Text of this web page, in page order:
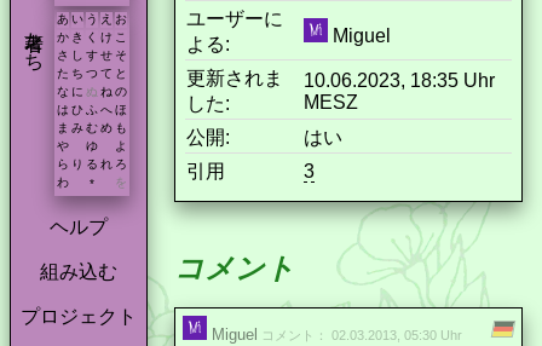
著者たち あ い う え お
か き く け こ
さ
し す せ そ
た ち つ て と
な に ぬ ね の
は ひ ふ へ ほ
ま み む め も
や
ゆ
よ
ら り る れ ろ
わ
* を
ヘルプ
組み込む
プロジェクト
ユーザーに
よる:
Miguel
更新されま
した:
10.06.2023, 18:35 Uhr
MESZ
公開:
はい
引用
3
コメント
Miguel
コメント： 02.03.2013, 05:30 Uhr